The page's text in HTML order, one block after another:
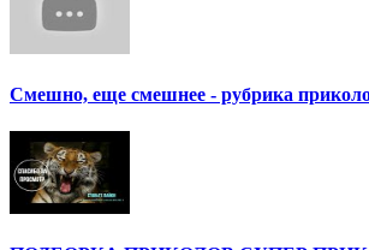
Смешно, еще смешнее - рубрика